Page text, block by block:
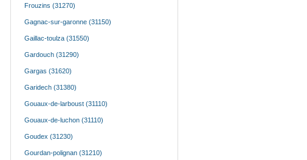
Frouzins (31270)
Gagnac-sur-garonne (31150)
Gaillac-toulza (31550)
Gardouch (31290)
Gargas (31620)
Garidech (31380)
Gouaux-de-larboust (31110)
Gouaux-de-luchon (31110)
Goudex (31230)
Gourdan-polignan (31210)